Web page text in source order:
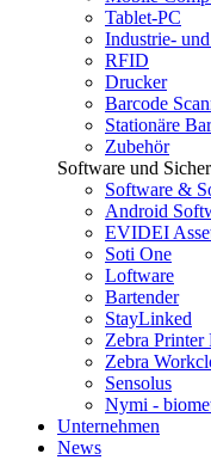
Tablet-PC
Industrie-
RFID
Drucker
Barcode
Stationäre
Zubehör
Software und
Software &
Android
EVIDEI
Soti One
Loftware
Bartender
StayLinked
Zebra Printer
Zebra
Sensolus
Nymi -
Unternehmen
News